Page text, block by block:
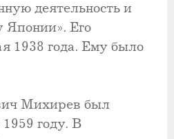
деятельность и
Его
1938 года. Ему было
Михирев был
году. В